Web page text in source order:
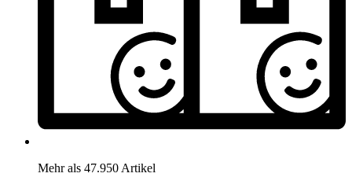
Mehr als 47.950 Artikel